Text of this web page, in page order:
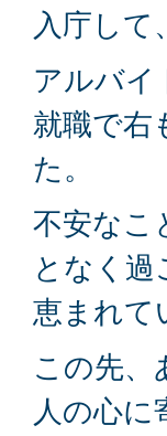
入庁して
アルバイ
就職で右
た。
不安なこ
となく
恵まれて
この先、
人の心に